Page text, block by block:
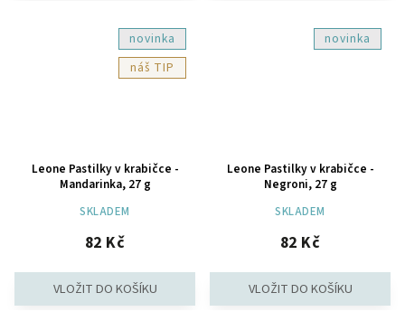
novinka
TIP
Leone Pastilky v krabičce -
Mandarinka, 27 g
SKLADEM
82 Kč
novinka
Leone Pastilky v krabičce -
Negroni, 27 g
SKLADEM
82 Kč